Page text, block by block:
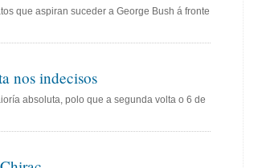
que aspiran suceder a George Bush á fronte
nos indecisos
absoluta, polo que a segunda volta o 6 de